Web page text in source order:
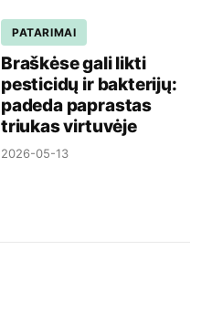
PATARIMAI
Braškėse gali likti
pesticidų ir bakterijų:
padeda paprastas
triukas virtuvėje
2026-05-13